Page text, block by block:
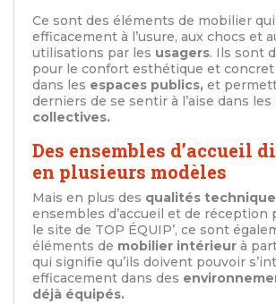
Ce sont des éléments de mobilier
efficacement à l’usure, aux chocs et
utilisations par les usagers. Ils sont
pour le confort esthétique et concret
dans les espaces publics, et
derniers de se sentir à l’aise dans les
collectives.
Des ensembles d’accueil
en plusieurs modèles
Mais en plus des qualités
ensembles d’accueil et de réception
le site de TOP ÉQUIP’, ce sont
éléments de mobilier intérieur à
qui signifie qu’ils doivent pouvoir
efficacement dans des
déjà équipés.